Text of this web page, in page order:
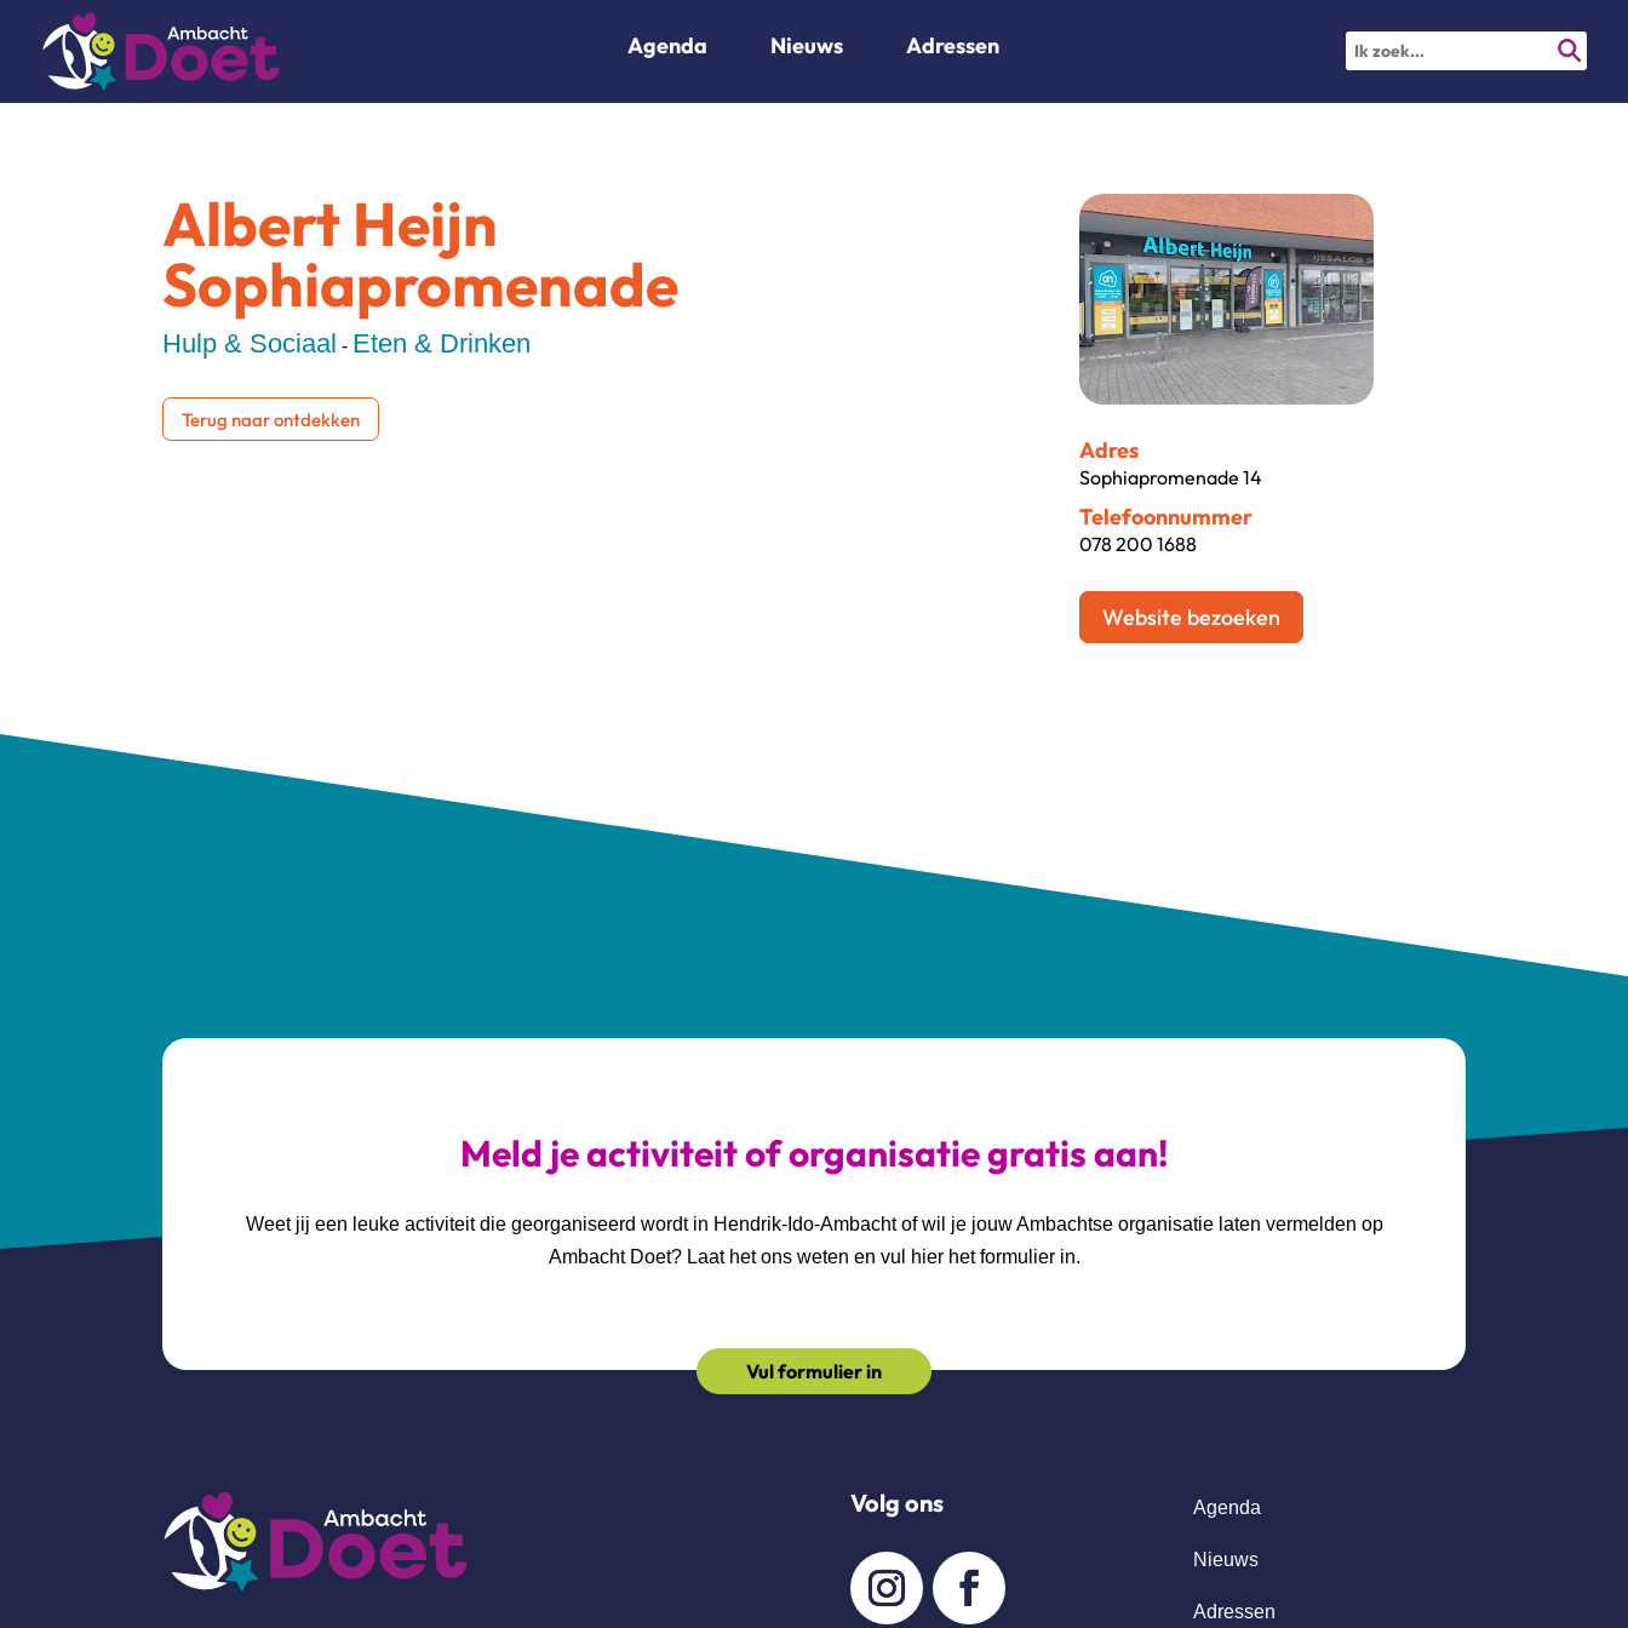
Agenda Nieuws Adressen
Albert Heijn
Sophiapromenade
Hulp & Sociaal - Eten & Drinken
Terug naar ontdekken
Adres
Sophiapromenade 14
Telefoonnummer
078 200 1688
Website bezoeken
Meld je activiteit of organisatie gratis aan!
Weet jij een leuke activiteit die georganiseerd wordt in Hendrik-Ido-Ambacht of wil je jouw Ambachtse organisatie laten vermelden op
Ambacht Doet? Laat het ons weten en vul hier het formulier in.
Vul formulier in
Volg ons Agenda
Nieuws
Adressen